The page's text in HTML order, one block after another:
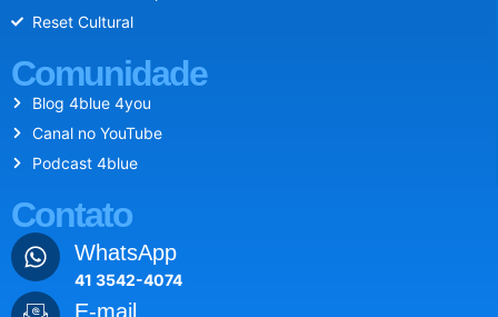
Reset Cultural
Comunidade
Blog 4blue 4you
Canal no YouTube
Podcast 4blue
Contato
WhatsApp
41 3542-4074
E-mail